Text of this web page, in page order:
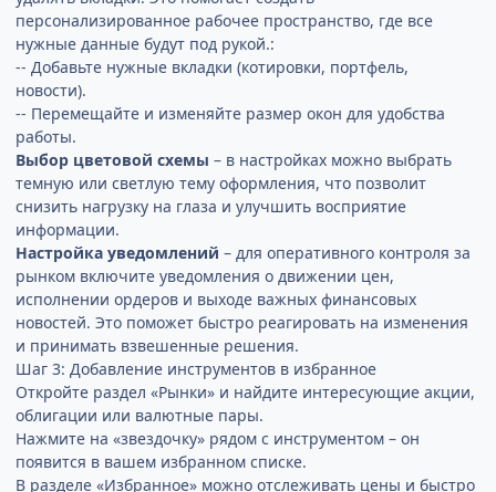
персонализированное рабочее пространство, где все
нужные данные будут под рукой.:
-- Добавьте нужные вкладки (котировки, портфель,
новости).
-- Перемещайте и изменяйте размер окон для удобства
работы.
Выбор цветовой схемы – в настройках можно выбрать
темную или светлую тему оформления, что позволит
снизить нагрузку на глаза и улучшить восприятие
информации.
Настройка уведомлений – для оперативного контроля за
рынком включите уведомления о движении цен,
исполнении ордеров и выходе важных финансовых
новостей. Это поможет быстро реагировать на изменения
и принимать взвешенные решения.
Шаг 3: Добавление инструментов в избранное
Откройте раздел «Рынки» и найдите интересующие акции,
облигации или валютные пары.
Нажмите на «звездочку» рядом с инструментом – он
появится в вашем избранном списке.
В разделе «Избранное» можно отслеживать цены и быстро